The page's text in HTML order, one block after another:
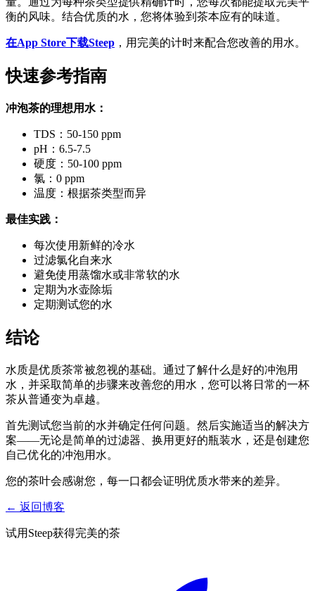
衡的风味。结合优质的水，您将体验到茶本应有的味道。
在App Store下载Steep ，用完美的计时来配合您改善的用水。
快速参考指南
冲泡茶的理想用水：
TDS：50-150 ppm
pH：6.5-7.5
硬度：50-100 ppm
氯：0 ppm
温度：根据茶类型而异
最佳实践：
每次使用新鲜的冷水
过滤氯化自来水
避免使用蒸馏水或非常软的水
定期为水壶除垢
定期测试您的水
结论
水质是优质茶常被忽视的基础。通过了解什么是好的冲泡用
水，并采取简单的步骤来改善您的用水，您可以将日常的一杯
茶从普通变为卓越。
首先测试您当前的水并确定任何问题。然后实施适当的解决方
案——无论是简单的过滤器、换用更好的瓶装水，还是创建您
自己优化的冲泡用水。
您的茶叶会感谢您，每一口都会证明优质水带来的差异。
← 返回博客
试用Steep获得完美的茶